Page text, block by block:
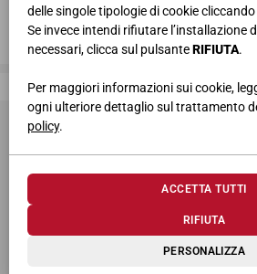
delle singole tipologie di cookie cliccando
Se invece intendi rifiutare l’installazione
necessari, clicca sul pulsanteRIFIUTA.
Per maggiori informazioni sui cookie,
ogni ulteriore dettaglio sul trattamento
policy.
PERSONALIZZA
RIFIUTA
ACCETTA TUTTI
Giessegi, dove la
© 2026 Giessegi Industria Mobili S.p.a. P.I.
Via Bramante 39, 62010 Appignano MC (Italia)